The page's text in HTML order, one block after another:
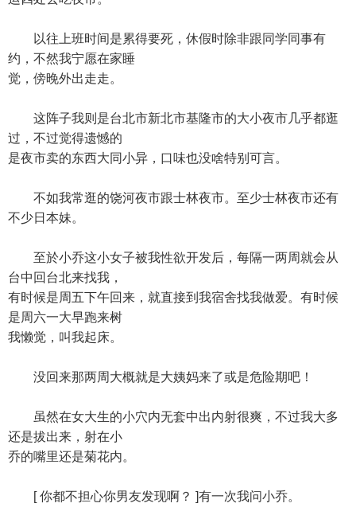
以往上班时间是累得要死，休假时除非跟同学同事有
约，不然我宁愿在家睡
觉，傍晚外出走走。
这阵子我则是台北市新北市基隆市的大小夜市几乎都逛
过，不过觉得遗憾的
是夜市卖的东西大同小异，口味也没啥特别可言。
不如我常逛的饶河夜市跟士林夜市。至少士林夜市还有
不少日本妹。
至於小乔这小女子被我性欲开发后，每隔一两周就会从
台中回台北来找我，
有时候是周五下午回来，就直接到我宿舍找我做爱。有时候
是周六一大早跑来树
我懒觉，叫我起床。
没回来那两周大概就是大姨妈来了或是危险期吧！
虽然在女大生的小穴内无套中出内射很爽，不过我大多
还是拔出来，射在小
乔的嘴里还是菊花内。
[ 你都不担心你男友发现啊？ ]有一次我问小乔。